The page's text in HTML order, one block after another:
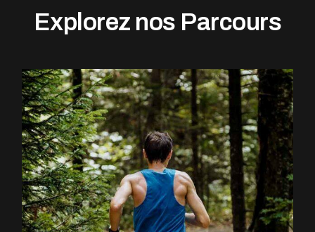
Explorez nos Parcours